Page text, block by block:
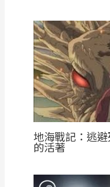
地海戰記：逃
的活著